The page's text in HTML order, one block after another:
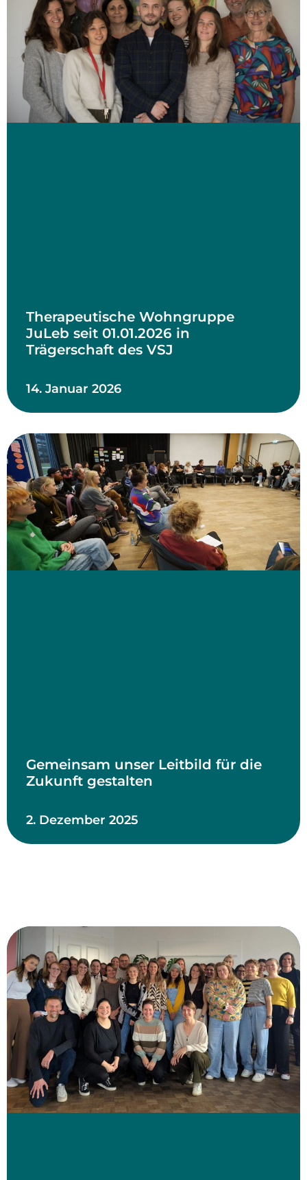
Therapeutische Wohngruppe
JuLeb seit 01.01.2026 in
Trägerschaft des VSJ
14. Januar 2026
Gemeinsam unser Leitbild für die
Zukunft gestalten
2. Dezember 2025